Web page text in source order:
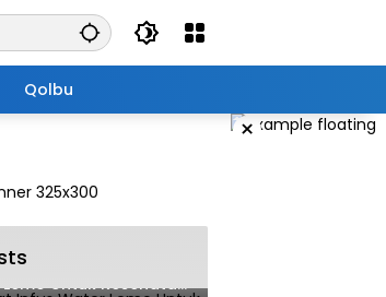
Qolbu
×
Manfaat Infus
Untuk Kesehatan